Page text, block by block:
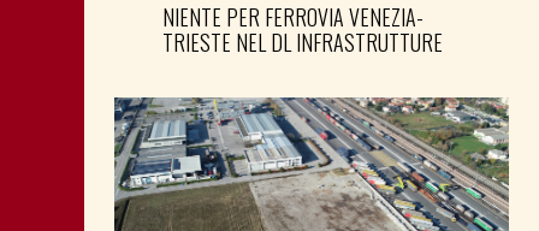
NIENTE PER FERROVIA VENEZIA-
TRIESTE NEL DL INFRASTRUTTURE